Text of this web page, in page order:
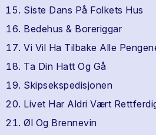
Siste Dans På Folkets Hus
Bedehus & Boreriggar
Vi Vil Ha Tilbake Alle
Ta Din Hatt Og Gå
Skipsekspedisjonen
Livet Har Aldri Vært
Øl Og Brennevin